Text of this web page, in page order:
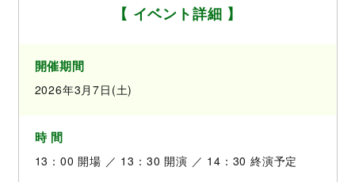
【 イベント詳細 】
開催期間
2026年3月7日(土)
時 間
13：00 開場 ／ 13：30 開演 ／ 14：30 終演予定